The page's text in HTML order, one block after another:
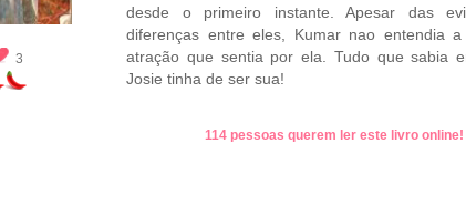
3
desde o primeiro instante. Apesar das
diferenças entre eles, Kumar nao entendia a
atração que sentia por ela. Tudo que sabia
Josie tinha de ser sua!
114 pessoas querem ler este livro online!